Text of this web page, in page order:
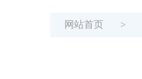
网站首页 >